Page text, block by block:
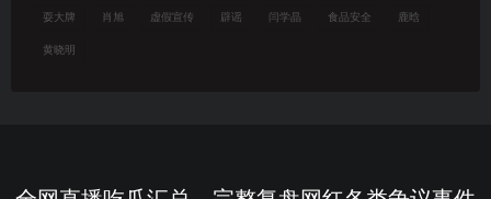
耍大牌 肖旭 虚假宣传 辟谣 闫学晶 食品安全 鹿晗
黄晓明